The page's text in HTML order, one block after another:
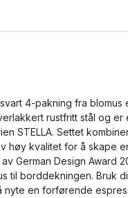
4-pakning fra blomus
rustfritt stål og er
STELLA. Settet
høy kvalitet for å skape
German Design Award
til borddekningen. Bruk
nyte en forførende